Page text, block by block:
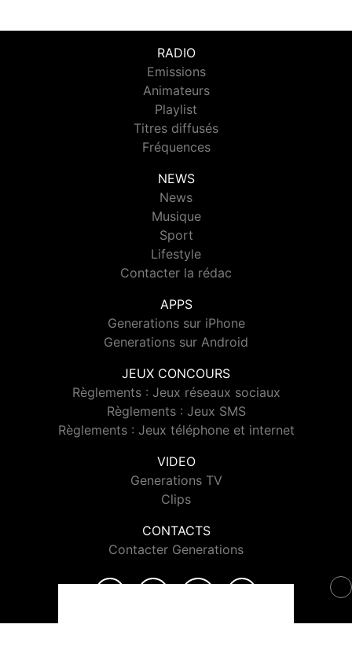
RADIO
Emissions
Animateurs
Playlist
Titres diffusés
Fréquences
NEWS
News
Musique
Sport
Lifestyle
Contacter la rédac
APPS
Generations sur iPhone
Generations sur Android
JEUX CONCOURS
Règlements : Jeux réseaux sociaux
Règlements : Jeux SMS
Règlements : Jeux téléphone et internet
VIDEO
Generations TV
Clips
CONTACTS
Contacter Generations